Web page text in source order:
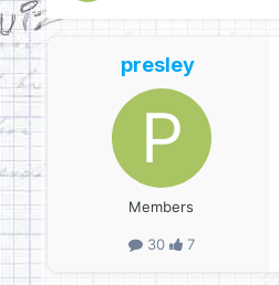
presley
Members
30 7